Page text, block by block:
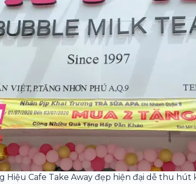
Hiệu Cafe Take Away đẹp hiện đại dễ thu hút